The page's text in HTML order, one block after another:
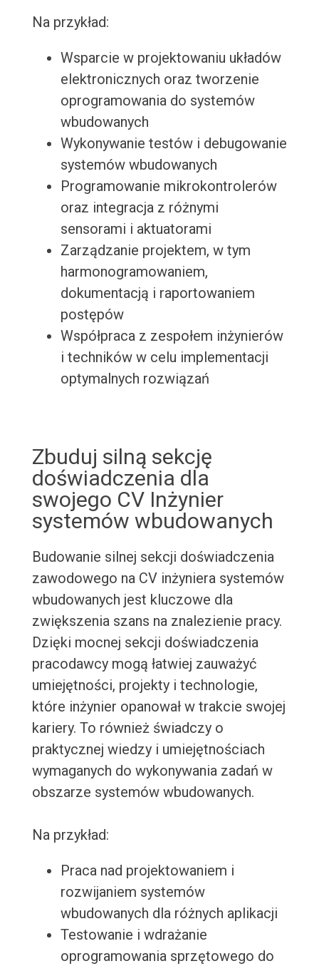
Na przykład:
Wsparcie w projektowaniu układów
elektronicznych oraz tworzenie
oprogramowania do systemów
wbudowanych
Wykonywanie testów i debugowanie
systemów wbudowanych
Programowanie mikrokontrolerów
oraz integracja z różnymi
sensorami i aktuatorami
Zarządzanie projektem, w tym
harmonogramowaniem,
dokumentacją i raportowaniem
postępów
Współpraca z zespołem inżynierów
i techników w celu implementacji
optymalnych rozwiązań
Zbuduj silną sekcję
doświadczenia dla
swojego CV Inżynier
systemów wbudowanych
Budowanie silnej sekcji doświadczenia
zawodowego na CV inżyniera systemów
wbudowanych jest kluczowe dla
zwiększenia szans na znalezienie pracy.
Dzięki mocnej sekcji doświadczenia
pracodawcy mogą łatwiej zauważyć
umiejętności, projekty i technologie,
które inżynier opanował w trakcie swojej
kariery. To również świadczy o
praktycznej wiedzy i umiejętnościach
wymaganych do wykonywania zadań w
obszarze systemów wbudowanych.
Na przykład:
Praca nad projektowaniem i
rozwijaniem systemów
wbudowanych dla różnych aplikacji
Testowanie i wdrażanie
oprogramowania sprzętowego do